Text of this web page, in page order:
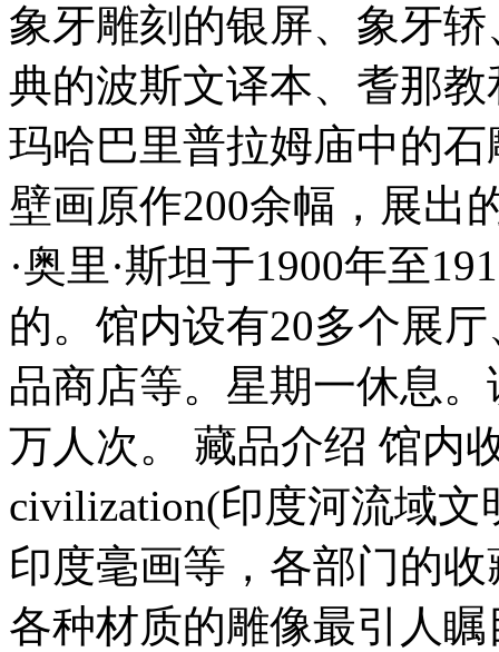
象牙雕刻的银屏、象牙
典的波斯文译本、耆那
玛哈巴里普拉姆庙中的
壁画原作200余幅，展出
·奥里·斯坦于1900年至
的。馆内设有20多个展
品商店等。星期一休息
万人次。 藏品介绍 馆内
civilization(印度河流域
印度毫画等，各部门的
各种材质的雕像最引人瞩